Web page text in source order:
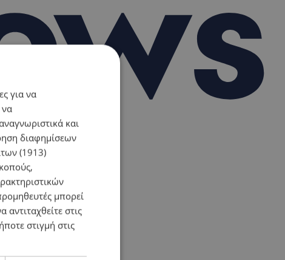
για να
και
διαφημίσεων
(1913)
μπορεί
στις
στιγμή στις